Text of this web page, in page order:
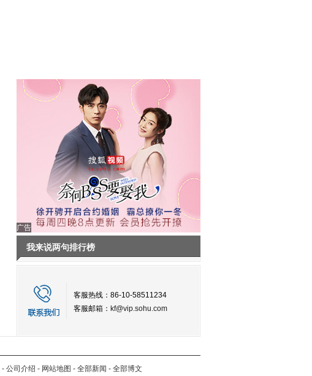
广告
我来说两句排行榜
客服热线：86-10-58511234
客服邮箱： kf@vip.sohu.com
- 公司介绍 - 网站地图 - 全部新闻 - 全部博文